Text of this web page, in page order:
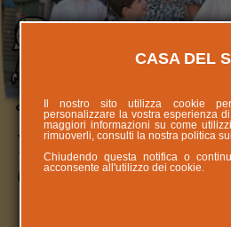
La prima
Grande festa alla
CASA DEL
Il nostro sito utilizza cookie
personalizzare la vostra esperienza
maggiori informazioni su come
rimuoverli, consulti la nostra politica
Chiudendo questa notifica o
acconsente all'utilizzo dei cookie.